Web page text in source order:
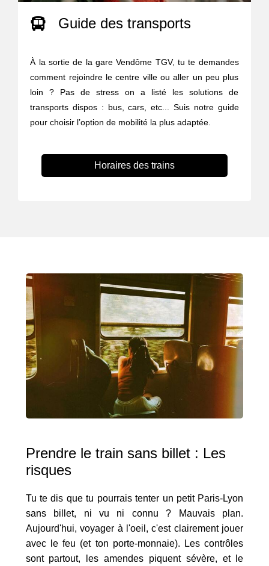
Guide des transports
À la sortie de la gare Vendôme TGV, tu te demandes
comment rejoindre le centre ville ou aller un peu plus
loin ? Pas de stress on a listé les solutions de
transports dispos : bus, cars, etc... Suis notre guide
pour choisir l’option de mobilité la plus adaptée.
Horaires des trains
Prendre le train sans billet : Les
risques
Tu te dis que tu pourrais tenter un petit Paris-Lyon
sans billet, ni vu ni connu ? Mauvais plan.
Aujourd'hui, voyager à l'oeil, c'est clairement jouer
avec le feu (et ton porte-monnaie). Les contrôles
sont partout, les amendes piquent sévère, et le